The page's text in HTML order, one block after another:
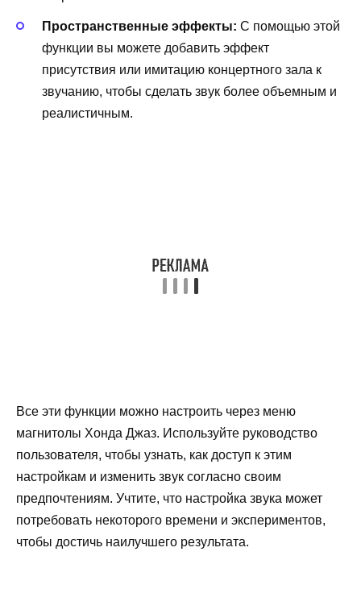
Пространственные эффекты: С помощью этой
функции вы можете добавить эффект
присутствия или имитацию концертного зала к
звучанию, чтобы сделать звук более объемным и
реалистичным.
Все эти функции можно настроить через меню
магнитолы Хонда Джаз. Используйте руководство
пользователя, чтобы узнать, как доступ к этим
настройкам и изменить звук согласно своим
предпочтениям. Учтите, что настройка звука может
потребовать некоторого времени и экспериментов,
чтобы достичь наилучшего результата.